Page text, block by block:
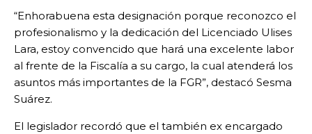
“Enhorabuena esta designación porque reconozco el
profesionalismo y la dedicación del Licenciado Ulises
Lara, estoy convencido que hará una excelente labor
al frente de la Fiscalía a su cargo, la cual atenderá los
asuntos más importantes de la FGR”, destacó Sesma
Suárez.
El legislador recordó que el también ex encargado